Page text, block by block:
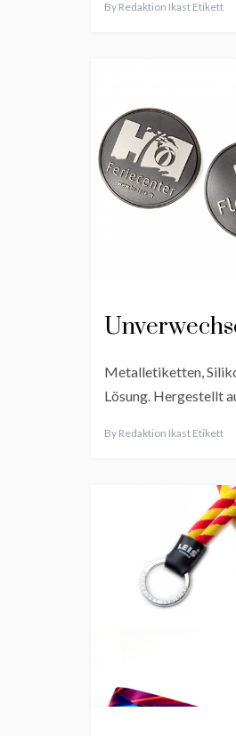
By Redaktion Ikast Etikett
Metalletiketten,
Lösung. Hergestellt
By Redaktion Ikast Etikett